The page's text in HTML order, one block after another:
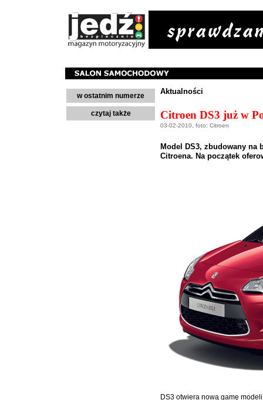
w ostatnim numerze
czytaj także
Aktualności
Citroen DS3 już w
03-02-2010, foto: Citroen
Model DS3, zbudowany
Citroena. Na początek
DS3 otwiera nową gamę